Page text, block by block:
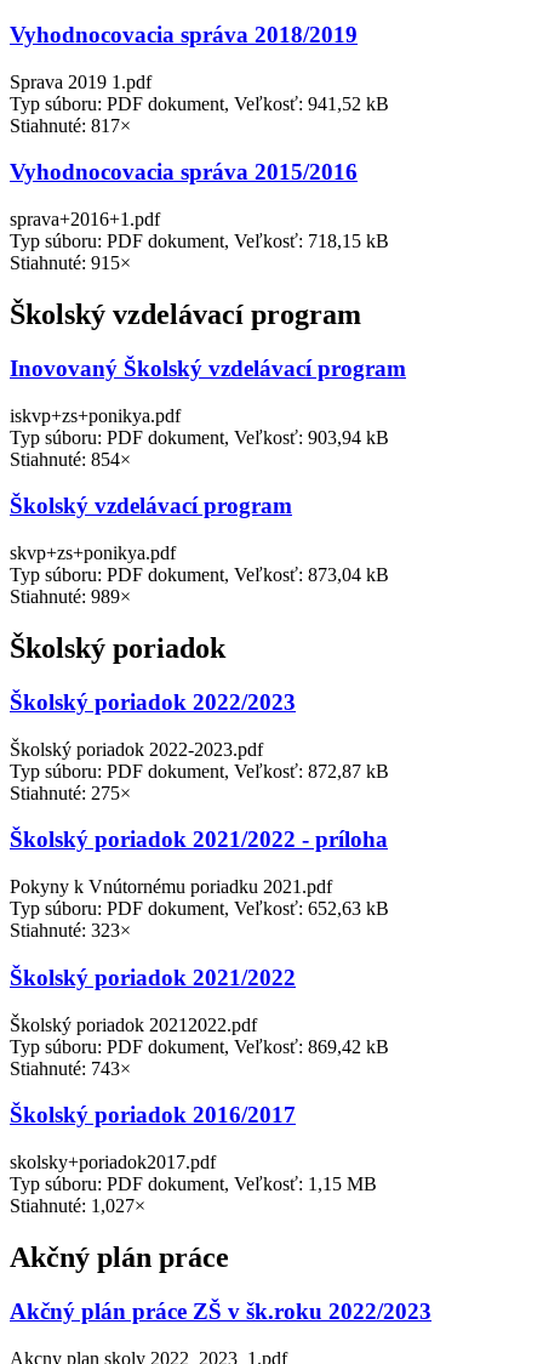
Vyhodnocovacia správa 2018/2019
Sprava 2019 1.pdf
Typ súboru: PDF dokument, Veľkosť: 941,52 kB
Stiahnuté: 817×
Vyhodnocovacia správa 2015/2016
sprava+2016+1.pdf
Typ súboru: PDF dokument, Veľkosť: 718,15 kB
Stiahnuté: 915×
Školský vzdelávací program
Inovovaný Školský vzdelávací program
iskvp+zs+ponikya.pdf
Typ súboru: PDF dokument, Veľkosť: 903,94 kB
Stiahnuté: 854×
Školský vzdelávací program
skvp+zs+ponikya.pdf
Typ súboru: PDF dokument, Veľkosť: 873,04 kB
Stiahnuté: 989×
Školský poriadok
Školský poriadok 2022/2023
Školský poriadok 2022-2023.pdf
Typ súboru: PDF dokument, Veľkosť: 872,87 kB
Stiahnuté: 275×
Školský poriadok 2021/2022 - príloha
Pokyny k Vnútornému poriadku 2021.pdf
Typ súboru: PDF dokument, Veľkosť: 652,63 kB
Stiahnuté: 323×
Školský poriadok 2021/2022
Školský poriadok 20212022.pdf
Typ súboru: PDF dokument, Veľkosť: 869,42 kB
Stiahnuté: 743×
Školský poriadok 2016/2017
skolsky+poriadok2017.pdf
Typ súboru: PDF dokument, Veľkosť: 1,15 MB
Stiahnuté: 1,027×
Akčný plán práce
Akčný plán práce ZŠ v šk.roku 2022/2023
Akcny plan skoly 2022_2023_1.pdf